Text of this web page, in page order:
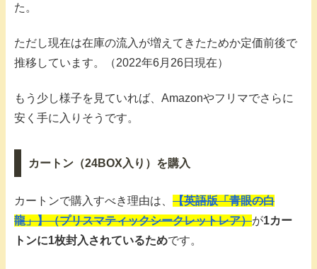
た。
ただし現在は在庫の流入が増えてきたためか定価前後で
推移しています。（2022年6月26日現在）
もう少し様子を見ていれば、Amazonやフリマでさらに
安く手に入りそうです。
カートン（24BOX入り）を購入
カートンで購入すべき理由は、 【英語版「青眼の白
龍」】（プリスマティックシークレットレア）が1カー
トンに1枚封入されているためです。